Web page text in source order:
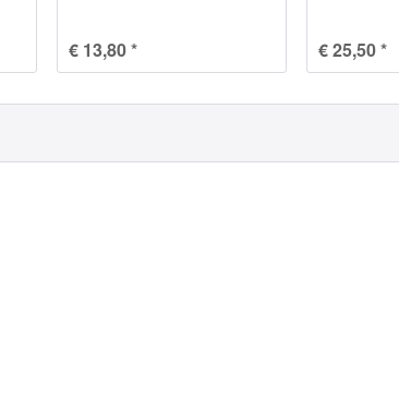
€ 13,80 * € 25,50 *